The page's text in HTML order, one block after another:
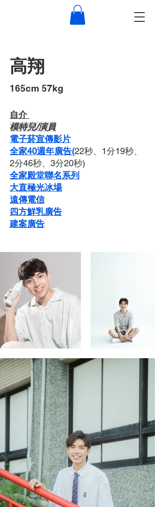
高翔
​165cm 57kg
自介 ​
​模特兒/演員
​電子菸宣傳影片
全家40週年廣告(22秒、1分19秒、
2分46秒、3分20秒)
全家殿堂聯名系列
大直極光冰場
遠傳電信
四方鮮乳廣告
​建案廣告